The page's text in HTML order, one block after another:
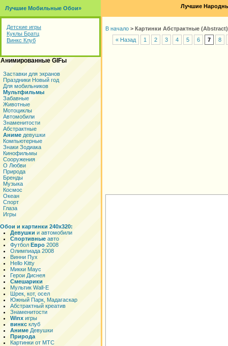
Лучшие Мобильные Обои»
Детские игры
Куклы Братц
Винкс Клуб
Анимированные GIFы
Заставки для экранов
Праздники Новый год
Для мобильников
Мультфильмы
Забавные
Животные
Мотоциклы
Автомобили
Знаменитости
Абстрактные
Аниме девушки
Компьютерные
Знаки Зодиака
Кинофильмы
Сооружения
О Любви
Природа
Бренды
Музыка
Космос
Океан
Спорт
Глаза
Игры
Обои и картинки 240x320:
Девушки и автомобили
Спортивные авто
Футбол Евро 2008
Олимпиада 2008
Винни Пух
Hello Kitty
Микки Маус
Герои Диснея
Смешарики
Мультик Wall-E
Шрек, кот, осел
Южный Парк, Мадагаскар
Абстрактный креатив
Знаменитости
Winx игры
винкс клуб
Аниме Девушки
Природа
Картинки от МТС
Лучшие
В начало > Картинки Абстрактные (Abstract)
« Назад
1 2 3 4 5 6 7 8